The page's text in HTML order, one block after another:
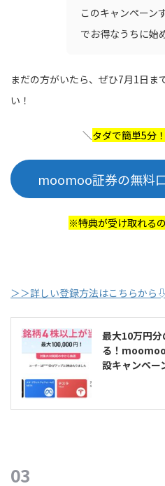
このキャンペーン
でお得なうちに始
まだの方がいたら、ぜひ7月1日ま
い！
＼タダで簡単5分
moomoo証券の無料
※特典が受け取れる
＞＞詳しい登録方法はこちらから⇩
最大10万円
る！
設キャンペー